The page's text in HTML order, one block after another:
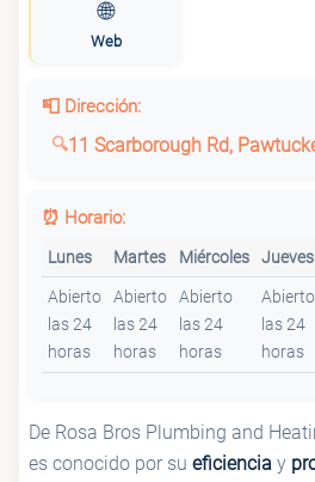
🌐
Web
📮 Dirección:
11 Scarborough Rd,
⏰ Horario:
Lunes Martes Miércoles Jueves
Abierto
las 24
horas
Abierto
las 24
horas
Abierto
las 24
horas
Abierto
las 24
horas
De Rosa Bros Plumbing and
es conocido por su eficiencia y